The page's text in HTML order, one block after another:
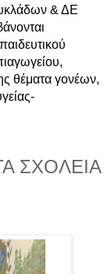
& ΔΕ
θέματα γονέων,
ΣΧΟΛΕΙΑ